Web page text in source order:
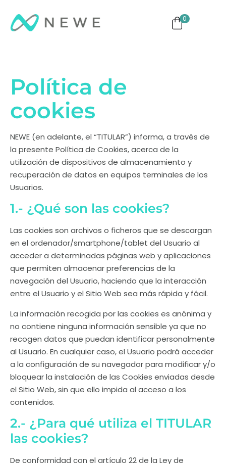
0
Política de
cookies
NEWE (en adelante, el “TITULAR”) informa, a través de
la presente Política de Cookies, acerca de la
utilización de dispositivos de almacenamiento y
recuperación de datos en equipos terminales de los
Usuarios.
1.- ¿Qué son las cookies?
Las cookies son archivos o ficheros que se descargan
en el ordenador/smartphone/tablet del Usuario al
acceder a determinadas páginas web y aplicaciones
que permiten almacenar preferencias de la
navegación del Usuario, haciendo que la interacción
entre el Usuario y el Sitio Web sea más rápida y fácil.
La información recogida por las cookies es anónima y
no contiene ninguna información sensible ya que no
recogen datos que puedan identificar personalmente
al Usuario. En cualquier caso, el Usuario podrá acceder
a la configuración de su navegador para modificar y/o
bloquear la instalación de las Cookies enviadas desde
el Sitio Web, sin que ello impida al acceso a los
contenidos.
2.- ¿Para qué utiliza el TITULAR
las cookies?
De conformidad con el artículo 22 de la Ley de